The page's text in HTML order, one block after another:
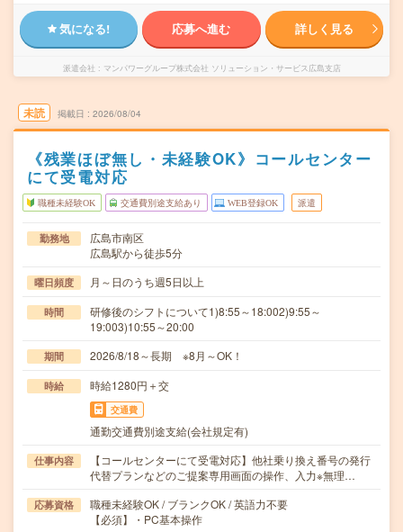
気になる! 応募へ進む 詳しく見る
派遣会社 マンパワーグループ株式会社 ソリューション・サービス広島支店
未読 掲載日 2026/08/04
《残業ほぼ無し・未経験OK》コールセンター
にて受電対応
職種未経験OK 交通費別途支給あり WEB登録OK 派遣
勤務地
広島市南区
広島駅から徒歩5分
曜日頻度 月～日のうち週5日以上
時間
研修後のシフトについて1)8:55～18:002)9:55～
19:003)10:55～20:00
期間 2026/8/18～長期 ※8月～OK！
時給 時給1280円＋交
交通費
通勤交通費別途支給(会社規定有)
仕事内容
【コールセンターにて受電対応】他社乗り換え番号の発行
代替プランなどのご提案専用画面の操作、入力※無理…
応募資格
職種未経験OK / ブランクOK / 英語力不要
【必須】・PC基本操作